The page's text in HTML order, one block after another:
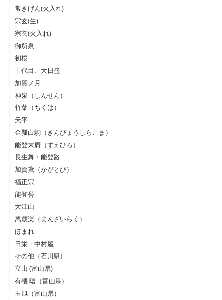
常きげん(火入れ)
宗玄(生)
宗玄(火入れ)
御所泉
初桜
十代目、大日盛
加賀ノ月
神泉（しんせん）
竹葉（ちくは）
天平
金瓢白駒（きんぴょうしらこま）
能登末廣（すえひろ）
長生舞・能登路
加賀鳶（かがとび）
福正宗
能登誉
大江山
萬歳楽（まんざいらく）
ほまれ
日栄・中村屋
その他（石川県）
立山 (富山県)
有磯 曙（富山県）
玉旭（富山県）